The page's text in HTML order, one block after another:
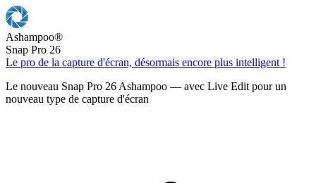
Ashampoo®
Snap Pro 26
Le pro de la capture d'écran, désormais encore plus intelligent !
Le nouveau Snap Pro 26 Ashampoo — avec Live Edit pour un
nouveau type de capture d'écran